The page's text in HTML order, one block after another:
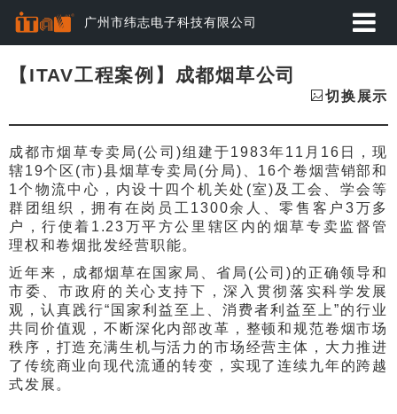
广州市纬志电子科技有限公司
首页
产品中心
动态资讯
经典案例
关于纬志
服务与下载
【ITAV工程案例】成都烟草公司
切换展示
成都市烟草专卖局(公司)组建于1983年11月16日，现
辖19个区(市)县烟草专卖局(分局)、16个卷烟营销部和
1个物流中心，内设十四个机关处(室)及工会、学会等
群团组织，拥有在岗员工1300余人、零售客户3万多
户，行使着1.23万平方公里辖区内的烟草专卖监督管
理权和卷烟批发经营职能。
近年来，成都烟草在国家局、省局(公司)的正确领导和
市委、市政府的关心支持下，深入贯彻落实科学发展
观，认真践行“国家利益至上、消费者利益至上”的行业
共同价值观，不断深化内部改革，整顿和规范卷烟市场
秩序，打造充满生机与活力的市场经营主体，大力推进
了传统商业向现代流通的转变，实现了连续九年的跨越
式发展。